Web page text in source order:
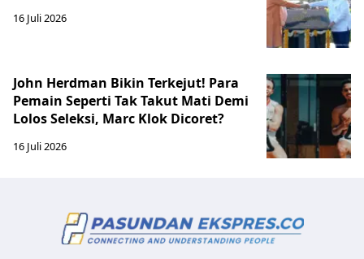
16 Juli 2026
John Herdman Bikin Terkejut! Para
Pemain Seperti Tak Takut Mati Demi
Lolos Seleksi, Marc Klok Dicoret?
16 Juli 2026